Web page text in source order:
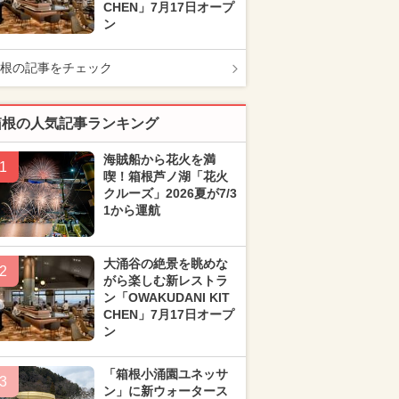
CHEN」7月17日オープ
ン
の記事をチェック
の人気記事ランキング
1
海賊船から花火を満
喫！箱根芦ノ湖「花火
クルーズ」2026夏が7/3
1から運航
2
大涌谷の絶景を眺めな
がら楽しむ新レストラ
ン「OWAKUDANI KIT
CHEN」7月17日オープ
ン
3
「箱根小涌園ユネッサ
ン」に新ウォータース